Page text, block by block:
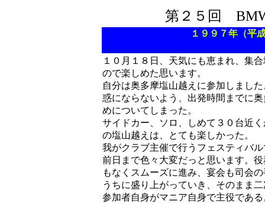
第２５回
１９９７年（平
１０月１８日、天気にも恵まれ、集
ので楽しめた思います。
自分は奥多摩塩山越えに参加しまし
惑にならないよう、出発時間までに
めについてしまった。
サイドカー、ソロ、しめて３０台近
の塩山越えは、とても楽しかった。
我がクラブ主催で行うフェスティバ
前日まで色々大変だっと思います。
もなくスムーズに進み、宴会も司会
うちに盛り上がっていき、そのまま
参加者自身がマニア自身で主役であ